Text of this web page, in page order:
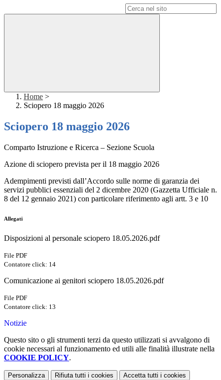
Home >
Sciopero 18 maggio 2026
Sciopero 18 maggio 2026
Comparto Istruzione e Ricerca – Sezione Scuola
Azione di sciopero prevista per il 18 maggio 2026
Adempimenti previsti dall’Accordo sulle norme di garanzia dei
servizi pubblici essenziali del 2 dicembre 2020 (Gazzetta Ufficiale n.
8 del 12 gennaio 2021) con particolare riferimento agli artt. 3 e 10
Allegati
Disposizioni al personale sciopero 18.05.2026.pdf
File PDF
Contatore click: 14
Comunicazione ai genitori sciopero 18.05.2026.pdf
File PDF
Contatore click: 13
Notizie
Questo sito o gli strumenti terzi da questo utilizzati si avvalgono di
cookie necessari al funzionamento ed utili alle finalità illustrate nella
COOKIE POLICY.
Personalizza Rifiuta tutti i cookies Accetta tutti i cookies